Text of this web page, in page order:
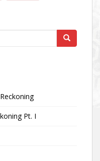
Pt. I